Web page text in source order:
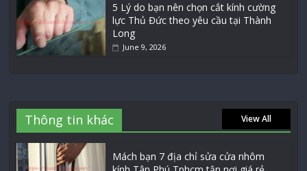
5 Lý do bạn nên chọn cắt kính cường
lực Thủ Đức theo yêu cầu tại Thành
Long
June 9, 2026
Thông tin khác View All
Mách bạn 7 địa chỉ sửa cửa nhôm